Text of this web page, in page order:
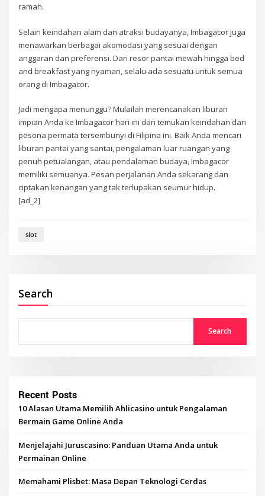
ramah.
Selain keindahan alam dan atraksi budayanya, Imbagacor juga
menawarkan berbagai akomodasi yang sesuai dengan
anggaran dan preferensi. Dari resor pantai mewah hingga bed
and breakfast yang nyaman, selalu ada sesuatu untuk semua
orang di Imbagacor.
Jadi mengapa menunggu? Mulailah merencanakan liburan
impian Anda ke Imbagacor hari ini dan temukan keindahan dan
pesona permata tersembunyi di Filipina ini. Baik Anda mencari
liburan pantai yang santai, pengalaman luar ruangan yang
penuh petualangan, atau pendalaman budaya, Imbagacor
memiliki semuanya. Pesan perjalanan Anda sekarang dan
ciptakan kenangan yang tak terlupakan seumur hidup.
[ad_2]
slot
Search
Search
Recent Posts
10 Alasan Utama Memilih Ahlicasino untuk Pengalaman
Bermain Game Online Anda
Menjelajahi Juruscasino: Panduan Utama Anda untuk
Permainan Online
Memahami Plisbet: Masa Depan Teknologi Cerdas